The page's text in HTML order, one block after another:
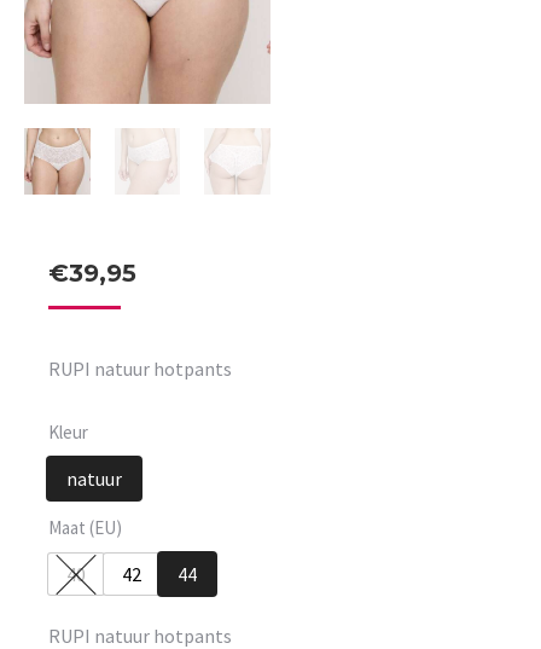
€39,95
RUPI natuur hotpants
Kleur
natuur
Maat (EU)
40 42 44
RUPI natuur hotpants